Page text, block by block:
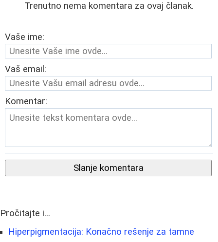
Trenutno nema komentara za ovaj članak.
Vaše ime:
Vaš email:
Komentar:
Slanje komentara
Pročitajte i...
Hiperpigmentacija: Konačno rešenje za tamne